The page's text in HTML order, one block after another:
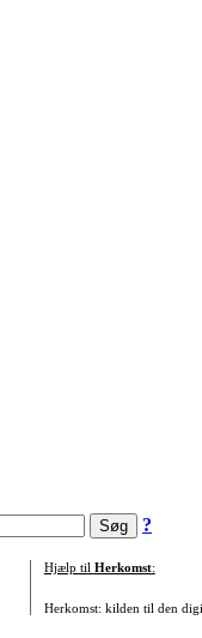
?
Hjælp til Herkomst:
Herkomst: kilden til den